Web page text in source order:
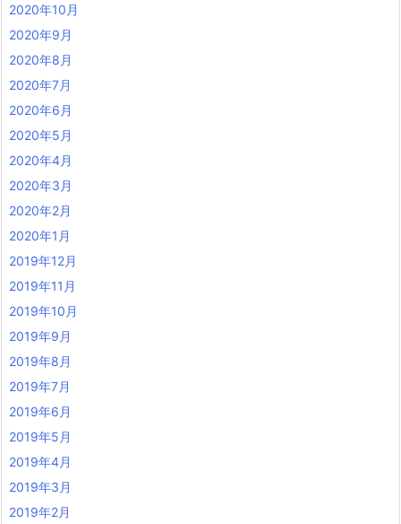
2020年10月
2020年9月
2020年8月
2020年7月
2020年6月
2020年5月
2020年4月
2020年3月
2020年2月
2020年1月
2019年12月
2019年11月
2019年10月
2019年9月
2019年8月
2019年7月
2019年6月
2019年5月
2019年4月
2019年3月
2019年2月